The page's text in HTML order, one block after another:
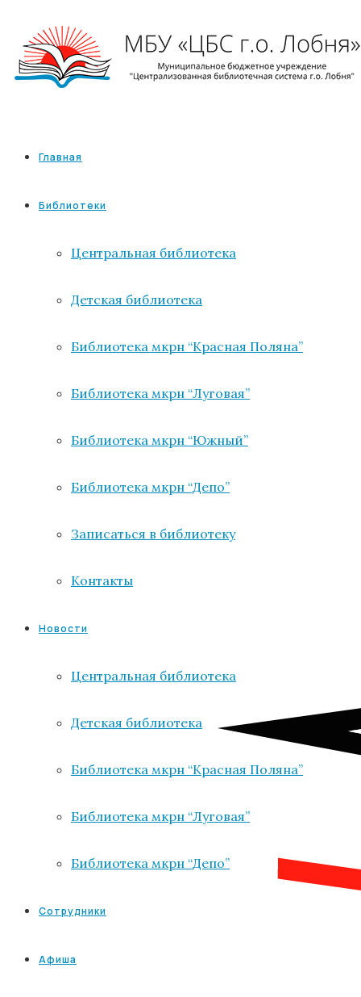
Главная
Библиотеки
Центральная библиотека
Детская библиотека
Библиотека мкрн “Красная Поляна”
Библиотека мкрн “Луговая”
Библиотека мкрн “Южный”
Библиотека мкрн “Депо”
Записаться в библиотеку
Контакты
Новости
Центральная библиотека
Детская библиотека
Библиотека мкрн “Красная Поляна”
Библиотека мкрн “Луговая”
Библиотека мкрн “Депо”
Сотрудники
Афиша